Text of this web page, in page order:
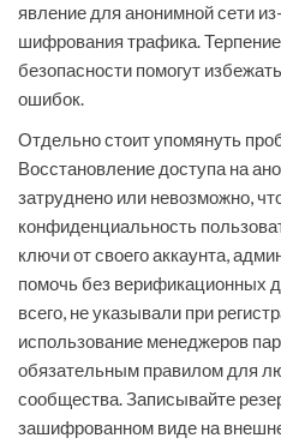
явление для анонимной сети
шифрования трафика.
безопасности помогут
ошибок.
Отдельно стоит упомянуть
Восстановление доступа на
затруднено или невозможно,
конфиденциальность
ключи от своего аккаунта,
помочь без верификационных
всего, не указывали при
использование менеджеров
обязательным правилом для
сообщества. Записывайте
зашифрованном виде на